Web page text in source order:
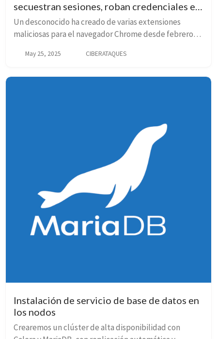
secuestran sesiones, roban credenciales e
inyectan anuncios
Un desconocido ha creado de varias extensiones
maliciosas para el navegador Chrome desde febrero
May 25, 2025 CIBERATAQUES
Instalación de servicio de base de datos en
los nodos
Crearemos un clúster de alta disponibilidad con